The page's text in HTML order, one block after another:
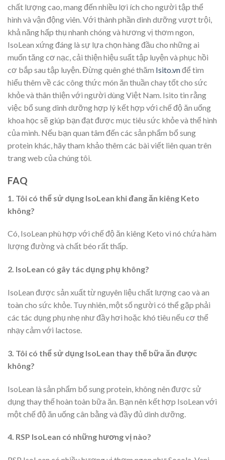
chất lượng cao, mang đến nhiều lợi ích cho người tập thể
hình và vận động viên. Với thành phần dinh dưỡng vượt trội,
khả năng hấp thụ nhanh chóng và hương vị thơm ngon,
IsoLean xứng đáng là sự lựa chọn hàng đầu cho những ai
muốn tăng cơ nạc, cải thiện hiệu suất tập luyện và phục hồi
cơ bắp sau tập luyện. Đừng quên ghé thăm Isito.vnđể tìm
hiểu thêm về các công thức món ăn thuần chay tốt cho sức
khỏe và thân thiện với người dùng Việt Nam. Isito tin rằng
việc bổ sung dinh dưỡng hợp lý kết hợp với chế độ ăn uống
khoa học sẽ giúp bạn đạt được mục tiêu sức khỏe và thể hình
của mình. Nếu bạn quan tâm đến các sản phẩm bổ sung
protein khác, hãy tham khảo thêm các bài viết liên quan trên
trang web của chúng tôi.
FAQ
1. Tôi có thể sử dụng IsoLean khi đang ăn kiêng Keto
không?
Có, IsoLean phù hợp với chế độ ăn kiêng Keto vì nó chứa hàm
lượng đường và chất béo rất thấp.
2. IsoLean có gây tác dụng phụ không?
IsoLean được sản xuất từ nguyên liệu chất lượng cao và an
toàn cho sức khỏe. Tuy nhiên, một số người có thể gặp phải
các tác dụng phụ nhẹ như đầy hơi hoặc khó tiêu nếu cơ thể
nhạy cảm với lactose.
3. Tôi có thể sử dụng IsoLean thay thế bữa ăn được
không?
IsoLean là sản phẩm bổ sung protein, không nên được sử
dụng thay thế hoàn toàn bữa ăn. Bạn nên kết hợp IsoLean với
một chế độ ăn uống cân bằng và đầy đủ dinh dưỡng.
4. RSP IsoLean có những hương vị nào?